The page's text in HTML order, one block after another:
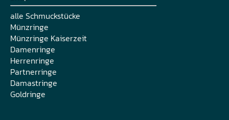
alle Schmuckstücke
Münzringe
Münzringe Kaiserzeit
Damenringe
Herrenringe
Partnerringe
Damastringe
Goldringe